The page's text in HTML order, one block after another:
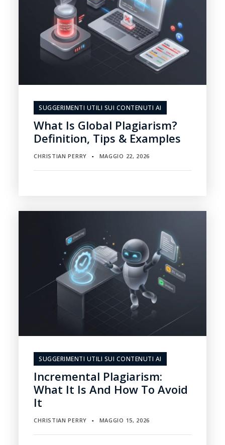
SUGGERIMENTI UTILI SUI CONTENUTI AI
What Is Global Plagiarism?
Definition, Tips & Examples
CHRISTIAN PERRY ▪ MAGGIO 22, 2026
SUGGERIMENTI UTILI SUI CONTENUTI AI
Incremental Plagiarism:
What It Is And How To Avoid
It
CHRISTIAN PERRY ▪ MAGGIO 15, 2026